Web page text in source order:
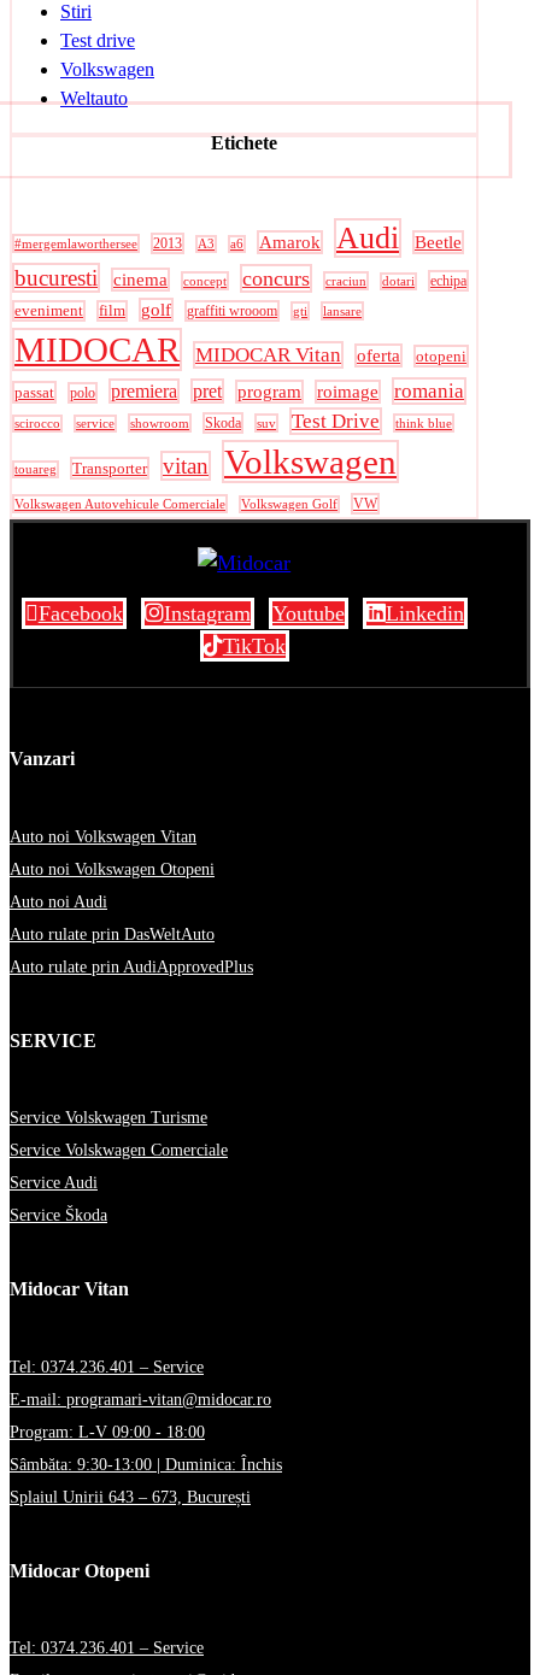
Stiri
Test drive
Volkswagen
Weltauto
Etichete
#mergemlaworthersee 2013 A3 a6 Amarok Audi Beetle
bucuresti cinema concept concurs craciun dotari
echipa
eveniment
film golf graffiti wrooom gti lansare
MIDOCAR MIDOCAR Vitan oferta
otopeni
passat
polo premiera pret program roimage romania
scirocco service showroom Skoda suv Test Drive think blue
touareg Transporter vitan Volkswagen
Volkswagen Autovehicule Comerciale Volkswagen Golf VW
Facebook Instagram Youtube
Linkedin
TikTok
Vanzari
Auto noi Volkswagen Vitan
Auto noi Volkswagen Otopeni
Auto noi Audi
Auto rulate prin DasWeltAuto
Auto rulate prin AudiApprovedPlus
SERVICE
Service Volskwagen Turisme
Service Volskwagen Comerciale
Service Audi
Service Škoda
Midocar Vitan
Tel: 0374.236.401 – Service
E-mail: programari-vitan@midocar.ro
Program: L-V 09:00 - 18:00
Sâmbăta: 9:30-13:00 | Duminica: Închis
Splaiul Unirii 643 – 673, București
Midocar Otopeni
Tel: 0374.236.401 – Service